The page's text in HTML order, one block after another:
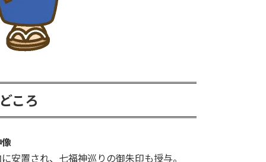
ころ
安置され、七福神巡りの御朱印も授与。